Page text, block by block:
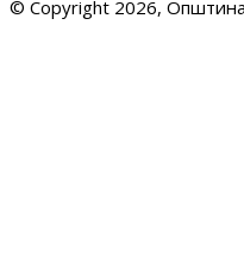
© Copyright 2026,